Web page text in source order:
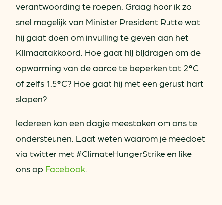
verantwoording te roepen. Graag hoor ik zo
snel mogelijk van Minister President Rutte wat
hij gaat doen om invulling te geven aan het
Klimaatakkoord. Hoe gaat hij bijdragen om de
opwarming van de aarde te beperken tot 2°C
of zelfs 1.5°C? Hoe gaat hij met een gerust hart
slapen?
Iedereen kan een dagje meestaken om ons te
ondersteunen. Laat weten waarom je meedoet
via twitter met #ClimateHungerStrike en like
ons op Facebook